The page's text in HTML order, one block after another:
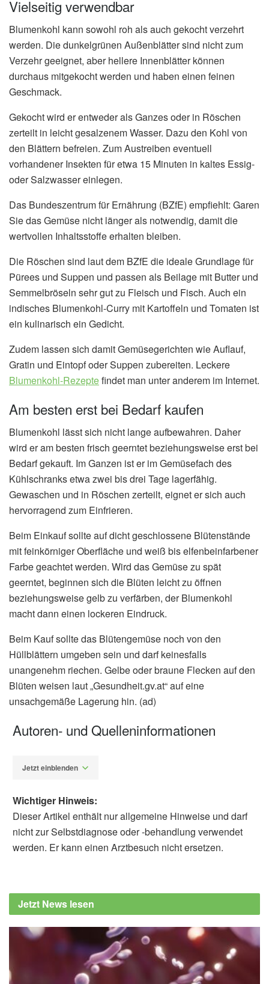
Vielseitig verwendbar
Blumenkohl kann sowohl roh als auch gekocht verzehrt
werden. Die dunkelgrünen Außenblätter sind nicht zum
Verzehr geeignet, aber hellere Innenblätter können
durchaus mitgekocht werden und haben einen feinen
Geschmack.
Gekocht wird er entweder als Ganzes oder in Röschen
zerteilt in leicht gesalzenem Wasser. Dazu den Kohl von
den Blättern befreien. Zum Austreiben eventuell
vorhandener Insekten für etwa 15 Minuten in kaltes Essig-
oder Salzwasser einlegen.
Das Bundeszentrum für Ernährung (BZfE) empfiehlt: Garen
Sie das Gemüse nicht länger als notwendig, damit die
wertvollen Inhaltsstoffe erhalten bleiben.
Die Röschen sind laut dem BZfE die ideale Grundlage für
Pürees und Suppen und passen als Beilage mit Butter und
Semmelbröseln sehr gut zu Fleisch und Fisch. Auch ein
indisches Blumenkohl-Curry mit Kartoffeln und Tomaten ist
ein kulinarisch ein Gedicht.
Zudem lassen sich damit Gemüsegerichten wie Auflauf,
Gratin und Eintopf oder Suppen zubereiten. Leckere
Blumenkohl-Rezeptefindet man unter anderem im Internet.
Am besten erst bei Bedarf kaufen
Blumenkohl lässt sich nicht lange aufbewahren. Daher
wird er am besten frisch geerntet beziehungsweise erst bei
Bedarf gekauft. Im Ganzen ist er im Gemüsefach des
Kühlschranks etwa zwei bis drei Tage lagerfähig.
Gewaschen und in Röschen zerteilt, eignet er sich auch
hervorragend zum Einfrieren.
Beim Einkauf sollte auf dicht geschlossene Blütenstände
mit feinkörniger Oberfläche und weiß bis elfenbeinfarbener
Farbe geachtet werden. Wird das Gemüse zu spät
geerntet, beginnen sich die Blüten leicht zu öffnen
beziehungsweise gelb zu verfärben, der Blumenkohl
macht dann einen lockeren Eindruck.
Beim Kauf sollte das Blütengemüse noch von den
Hüllblättern umgeben sein und darf keinesfalls
unangenehm riechen. Gelbe oder braune Flecken auf den
Blüten weisen laut „Gesundheit.gv.at“ auf eine
unsachgemäße Lagerung hin. (ad)
Autoren- und Quelleninformationen
Jetzt einblenden
„Gesundheit.gv.at": Karfiol, (Abruf:
14.07.2020),
Bundeszentrum für Ernährung (BZfE): Ran
an die Röschen, (Abruf: 14.07.2020)
Wichtiger Hinweis:
Dieser Artikel enthält nur allgemeine Hinweise und darf
nicht zur Selbstdiagnose oder -behandlung verwendet
werden. Er kann einen Arztbesuch nicht ersetzen.
Jetzt News lesen